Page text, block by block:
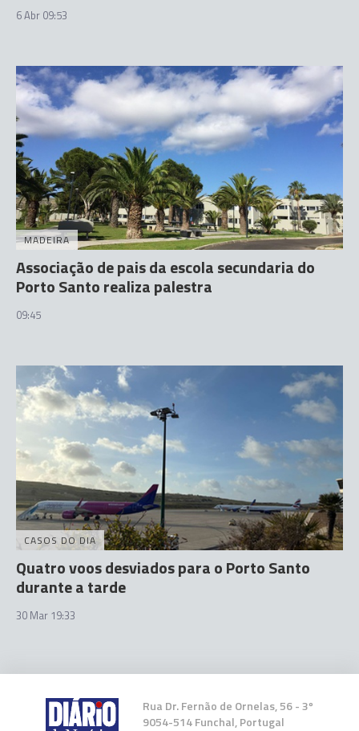
6 Abr 09:53
MADEIRA
Associação de pais da escola secundaria do
Porto Santo realiza palestra
09:45
CASOS DO DIA
Quatro voos desviados para o Porto Santo
durante a tarde
30 Mar 19:33
Rua Dr. Fernão de Ornelas, 56 - 3º
9054-514 Funchal, Portugal